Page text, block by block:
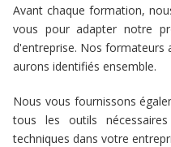
Avant chaque formation,
vous pour adapter notre
d'entreprise. Nos formateurs
aurons identifiés ensemble.
Nous vous fournissons
tous les outils
techniques dans votre